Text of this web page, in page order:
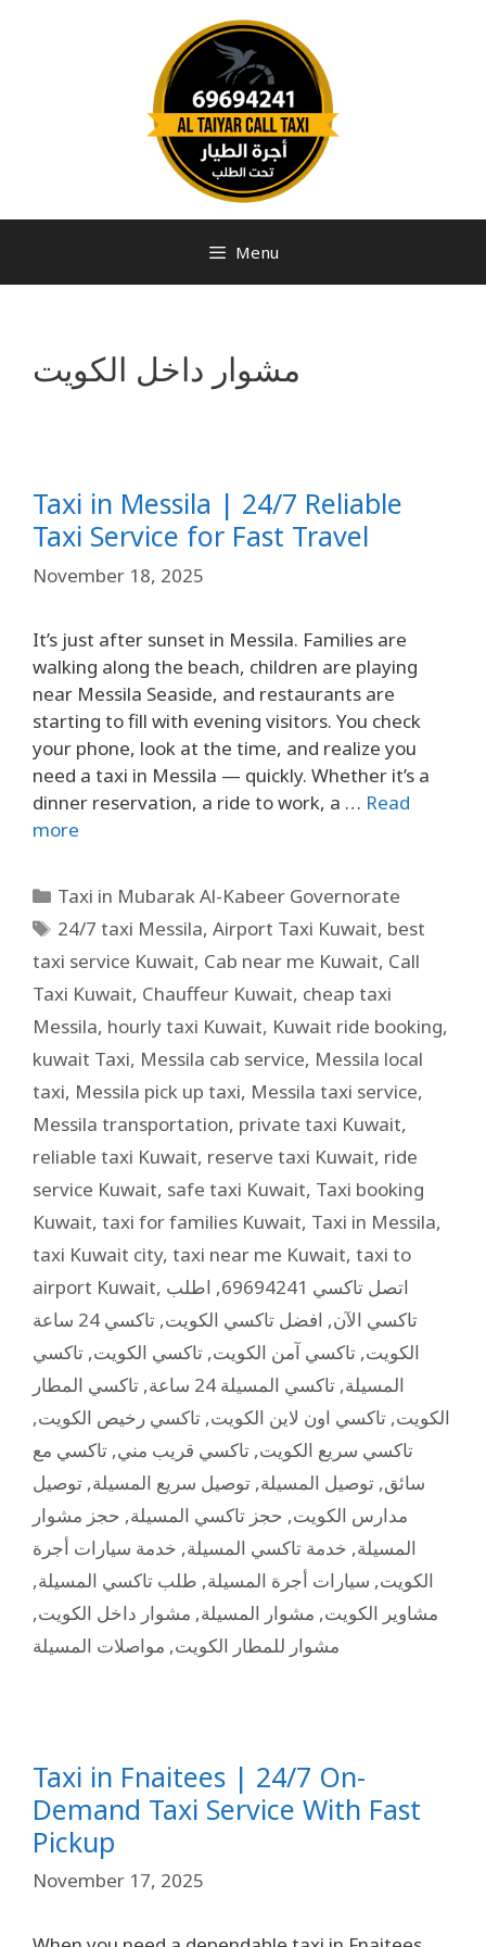
Menu
مشوار داخل الكويت
Taxi in Messila | 24/7 Reliable
Taxi Service for Fast Travel
November 18, 2025
It’s just after sunset in Messila. Families are
walking along the beach, children are playing
near Messila Seaside, and restaurants are
starting to fill with evening visitors. You check
your phone, look at the time, and realize you
need a taxi in Messila — quickly. Whether it’s a
dinner reservation, a ride to work, a … Read
more
Taxi in Mubarak Al-Kabeer Governorate
24/7 taxi Messila,Airport Taxi Kuwait, best
taxi service Kuwait, Cab near me Kuwait, Call
Taxi Kuwait, Chauffeur Kuwait, cheap taxi
Messila, hourly taxi Kuwait, Kuwait ride booking,
kuwait Taxi, Messila cab service, Messila local
taxi, Messila pick up taxi, Messila taxi service,
Messila transportation, private taxi Kuwait,
reliable taxi Kuwait, reserve taxi Kuwait, ride
service Kuwait, safe taxi Kuwait, Taxi booking
Kuwait, taxi for families Kuwait, Taxi in Messila,
taxi Kuwait city, taxi near me Kuwait, taxi to
airport Kuwait, اتصل تاكسي 69694241 , اطلب
تاكسي الآن, افضل تاكسي الكويت,
تاكسي 24 ساعة
الكويت, تاكسي آمن الكويت, تاكسي الكويت, تاكسي
المسيلة, تاكسي المسيلة 24 ساعة , تاكسي المطار
الكويت, تاكسي اون لاين الكويت, تاكسي رخيص الكويت,
تاكسي سريع الكويت, تاكسي قريب مني, تاكسي مع
سائق, توصيل المسيلة, توصيل سريع المسيلة, توصيل
مدارس الكويت, حجز تاكسي المسيلة, حجز مشوار
المسيلة, خدمة تاكسي المسيلة, خدمة سيارات أجرة
الكويت, سيارات أجرة المسيلة, طلب تاكسي المسيلة,
مشاوير الكويت, مشوار المسيلة, مشوار داخل الكويت,
مشوار للمطار الكويت, مواصلات المسيلة
Taxi in Fnaitees | 24/7 On-
Demand Taxi Service With Fast
Pickup
November 17, 2025